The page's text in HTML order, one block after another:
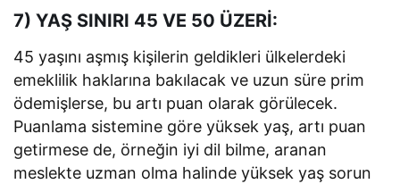
7) YAŞ SINIRI 45 VE 50 ÜZERİ:
45 yaşını aşmış kişilerin geldikleri ülkelerdeki
emeklilik haklarına bakılacak ve uzun süre prim
ödemişlerse, bu artı puan olarak görülecek.
Puanlama sistemine göre yüksek yaş, artı puan
getirmese de, örneğin iyi dil bilme, aranan
meslekte uzman olma halinde yüksek yaş sorun